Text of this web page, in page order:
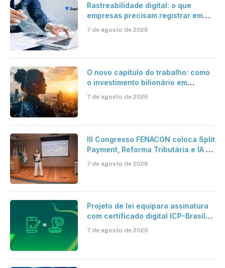
Rastreabilidade digital: o que
empresas precisam registrar em
7 de agosto de 2026
O novo capítulo do trabalho: como
o investimento bilionário em
verdadeira era da inteligência
7 de agosto de 2026
III Congresso FENACON coloca Split
Payment, Reforma Tributária e IA no
7 de agosto de 2026
Projeto de lei equipara assinatura
com certificado digital ICP-Brasil
ao reconhecimento de firma em
7 de agosto de 2026